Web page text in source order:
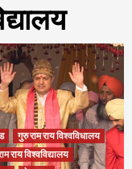
गुरु राम राय विश्वविधालय
राय विश्वविद्यालय